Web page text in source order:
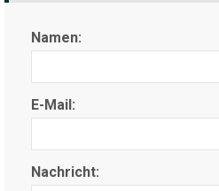
Namen:
E-Mail:
Nachricht: